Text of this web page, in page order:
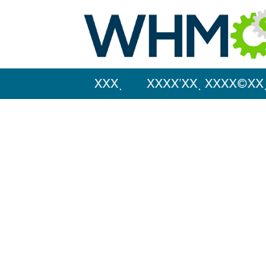
ΧΧΧͺ ΧΧΧΧ’ΧΧͺ ΧΧΧΧ©ΧΧͺ